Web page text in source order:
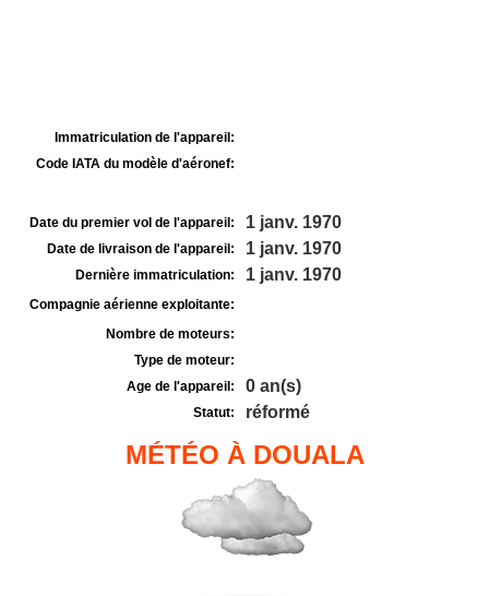
Immatriculation de l'appareil:
Code IATA du modèle d'aéronef:
Date du premier vol de l'appareil: 1 janv. 1970
Date de livraison de l'appareil: 1 janv. 1970
Dernière immatriculation: 1 janv. 1970
Compagnie aérienne exploitante:
Nombre de moteurs:
Type de moteur:
Age de l'appareil:
0 an(s)
Statut: réformé
MÉTÉO À DOUALA